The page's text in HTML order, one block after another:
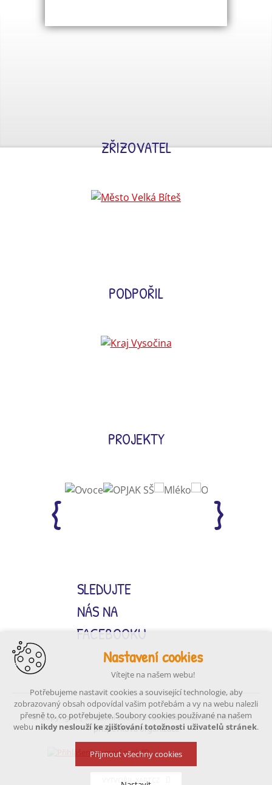
ZŘIZOVATEL
PODPOŘIL
PROJEKTY
SLEDUJTE
NÁS NA
FACEBOOKU
© Copyright | Základní škola a Praktická škola Velká Bíteš,
příspěvková organizace
VYTVOŘIL XART.CZ
Nastavení cookies
Vítejte na našem webu!
Potřebujeme nastavit cookies a související technologie, aby
zobrazovaný obsah odpovídal vašim potřebám a vy na webu nalezli
přesně to, co potřebujete. Soubory cookies používané na našem
webu nikdy neslouží ke zjišťování totožnosti uživatelů stránek.
Přijmout všechny cookies